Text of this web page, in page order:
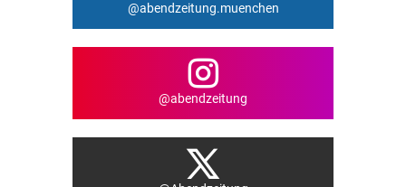
@abendzeitung.muenchen
@abendzeitung